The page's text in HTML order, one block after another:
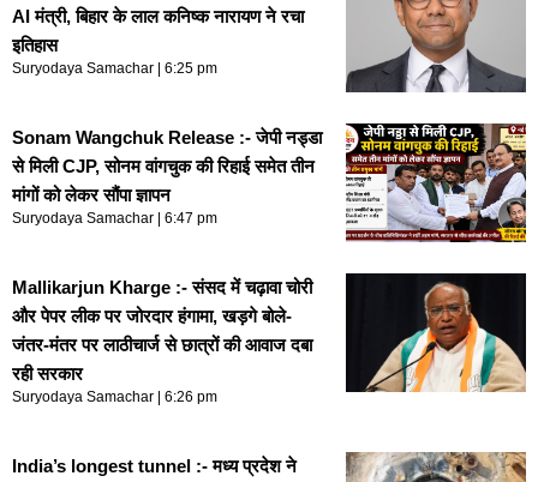
AI मंत्री, बिहार के लाल कनिष्क नारायण ने रचा
इतिहास
Suryodaya Samachar 6:25 pm
Sonam Wangchuk Release :- जेपी नड्डा
से मिली CJP, सोनम वांगचुक की रिहाई समेत तीन
मांगों को लेकर सौंपा ज्ञापन
Suryodaya Samachar 6:47 pm
Mallikarjun Kharge :- संसद में चढ़ावा चोरी
और पेपर लीक पर जोरदार हंगामा, खड़गे बोले-
जंतर-मंतर पर लाठीचार्ज से छात्रों की आवाज दबा
रही सरकार
Suryodaya Samachar 6:26 pm
India’s longest tunnel :- मध्य प्रदेश ने